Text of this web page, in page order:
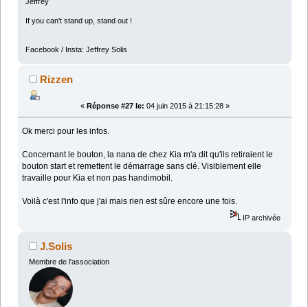
If you can't stand up, stand out !
Facebook / Insta: Jeffrey Solis
Rizzen
« Réponse #27 le: 04 juin 2015 à 21:15:28 »
Ok merci pour les infos.
Concernant le bouton, la nana de chez Kia m'a dit qu'ils retiraient le
bouton start et remettent le démarrage sans clé. Visiblement elle
travaille pour Kia et non pas handimobil.
Voilà c'est l'info que j'ai mais rien est sûre encore une fois.
IP archivée
J.Solis
Membre de l'association